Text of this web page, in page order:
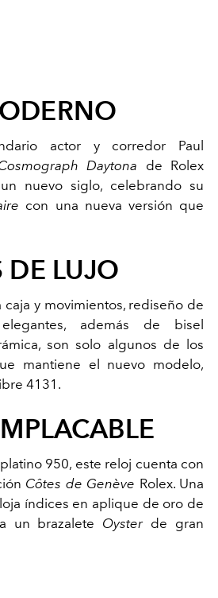
actor y corredor Paul
Daytona de Rolex
nuevo siglo, celebrando su
con una nueva versión que
DE LUJO
y movimientos, rediseño de
además de bisel
son solo algunos de los
mantiene el nuevo modelo,
4131.
950, este reloj cuenta con
Côtes de Genève Rolex. Una
índices en aplique de oro de
un brazalete Oysterde gran